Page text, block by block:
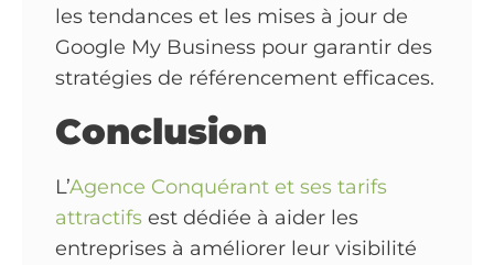
les tendances et les mises à jour de
Google My Business pour garantir des
stratégies de référencement efficaces.
Conclusion
L’Agence Conquérant et ses tarifs
attractifs est dédiée à aider les
entreprises à améliorer leur visibilité